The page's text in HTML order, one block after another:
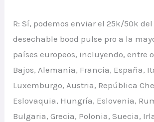
R: Sí, podemos enviar el 25k/50k
desechable bood pulse pro a la
países europeos, incluyendo, entre
Bajos, Alemania, Francia, España,
Luxemburgo, Austria, República
Eslovaquia, Hungría, Eslovenia,
Bulgaria, Grecia, Polonia, Suecia,